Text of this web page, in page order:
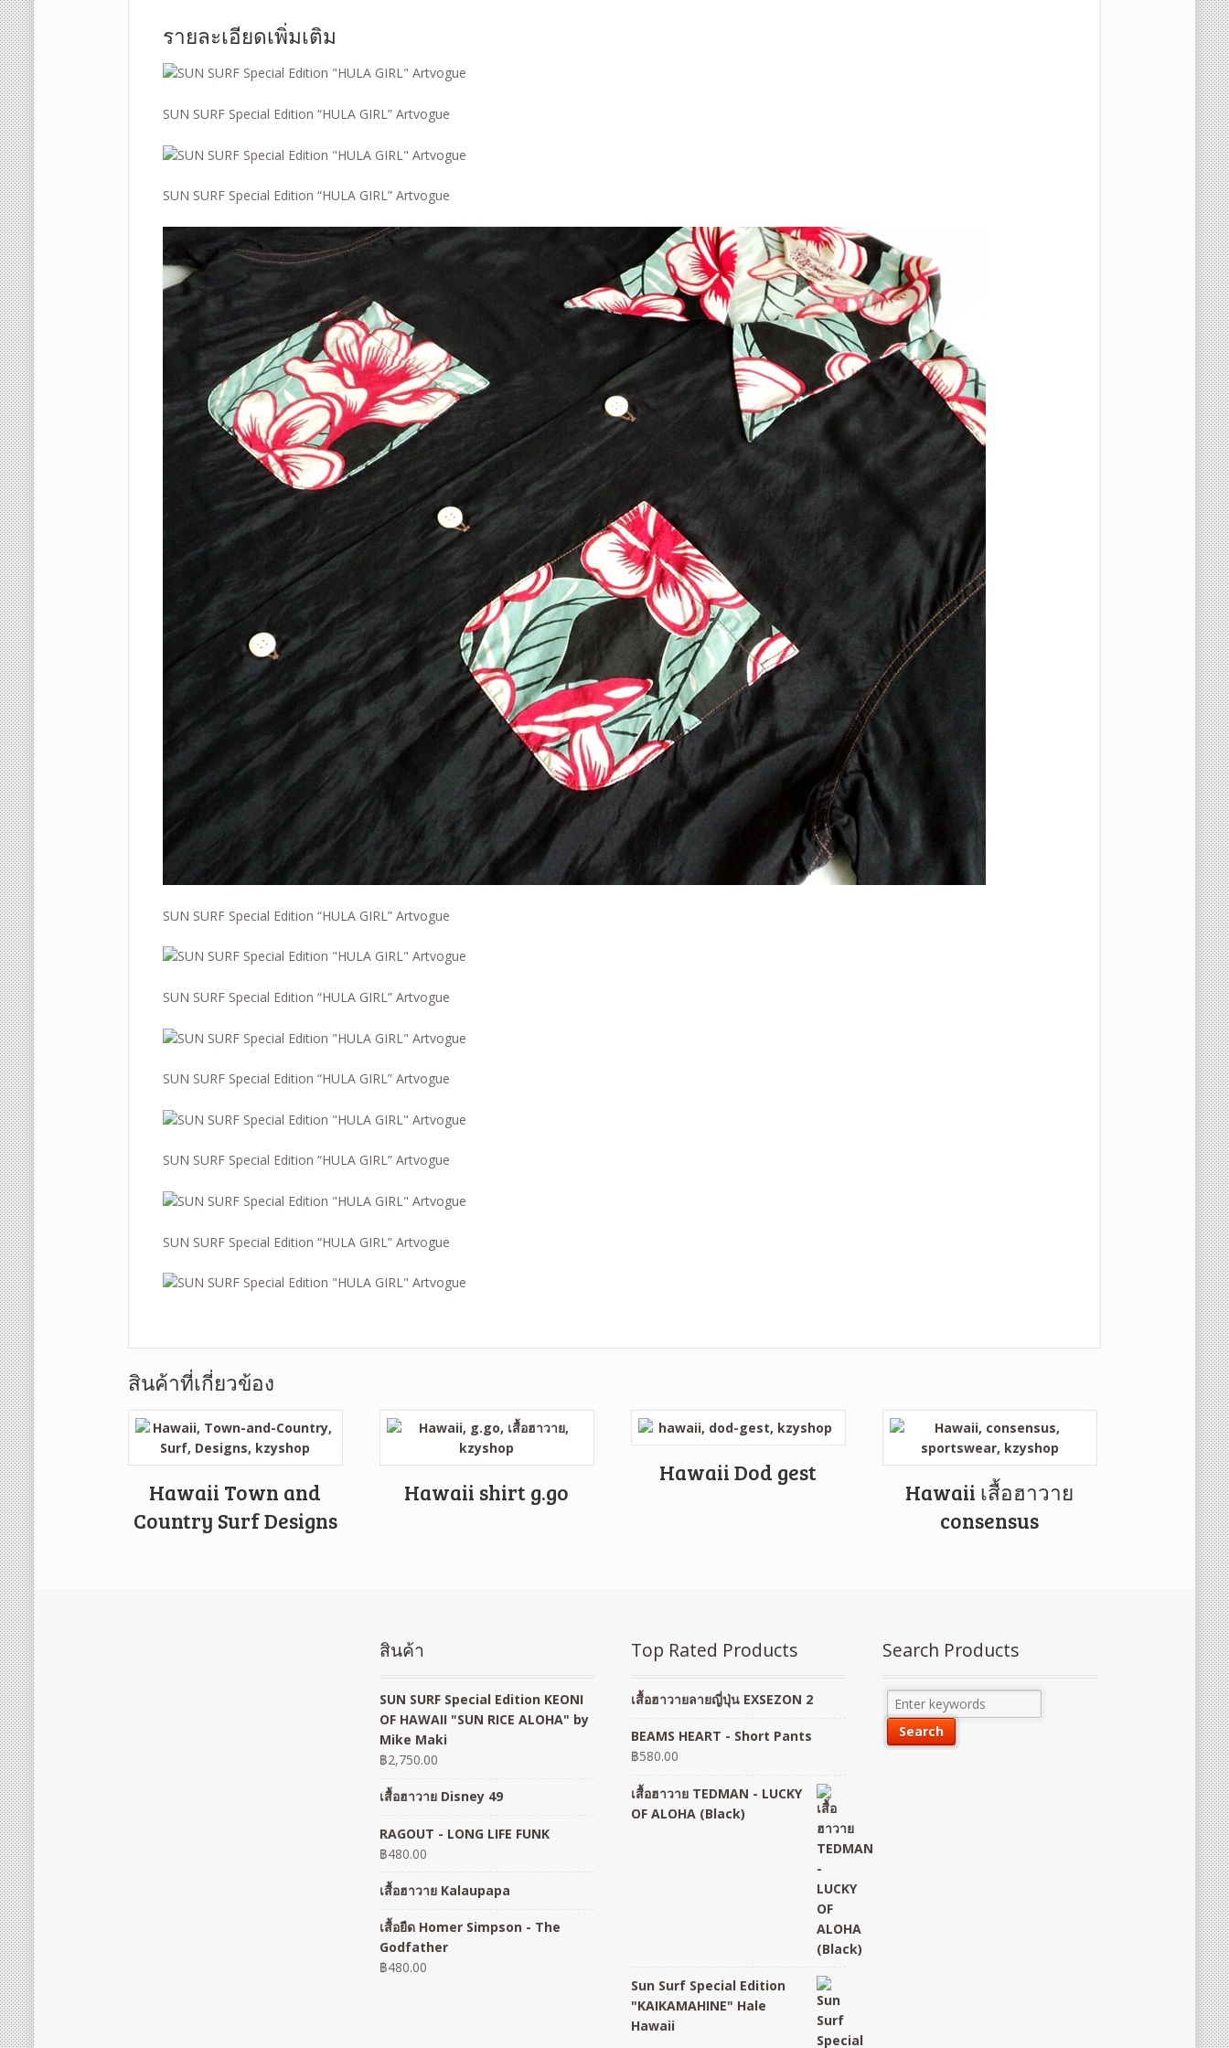
รายละเอียดเพิ่มเติม
SUN SURF Special Edition “HULA GIRL” Artvogue
SUN SURF Special Edition “HULA GIRL” Artvogue
SUN SURF Special Edition “HULA GIRL” Artvogue
SUN SURF Special Edition “HULA GIRL” Artvogue
SUN SURF Special Edition “HULA GIRL” Artvogue
SUN SURF Special Edition “HULA GIRL” Artvogue
SUN SURF Special Edition “HULA GIRL” Artvogue
สินค้าที่เกี่ยวข้อง
Hawaii Town and
Country Surf Designs
Hawaii shirt g.go
Hawaii Dod gest
Hawaii เสื้อฮาวาย
consensus
สินค้า
SUN SURF Special Edition KEONI
OF HAWAII "SUN RICE ALOHA" by
Mike Maki
฿2,750.00
เสื้อฮาวาย Disney 49
RAGOUT - LONG LIFE FUNK
฿480.00
เสื้อฮาวาย Kalaupapa
เสื้อยืด Homer Simpson - The
Godfather
฿480.00
Top Rated Products
เสื้อฮาวายลายญี่ปุ่น EXSEZON 2
BEAMS HEART - Short Pants
฿580.00
เสื้อฮาวาย TEDMAN - LUCKY
OF ALOHA (Black)
Sun Surf Special Edition
"KAIKAMAHINE" Hale
Hawaii
Search Products